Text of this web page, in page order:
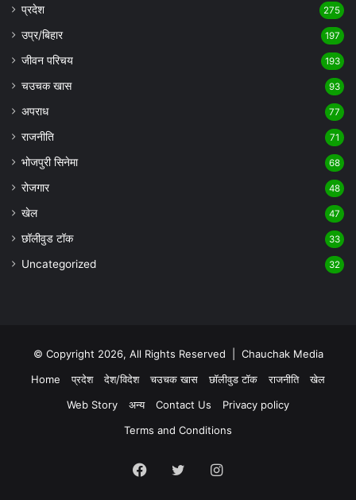
प्रदेश 275
उप्र/बिहार 197
जीवन परिचय 193
चउचक खास 93
अपराध 77
राजनीति 71
भोजपुरी सिनेमा 68
रोजगार 48
खेल 47
छॉलीवुड टॉक 33
Uncategorized 32
© Copyright 2026, All Rights Reserved | Chauchak Media
Home
प्रदेश देश/विदेश चउचक खास छॉलीवुड टॉक राजनीति
खेल
Web Story
अन्य Contact Us
Privacy policy
Terms and Conditions
Facebook
TwitterInstagram